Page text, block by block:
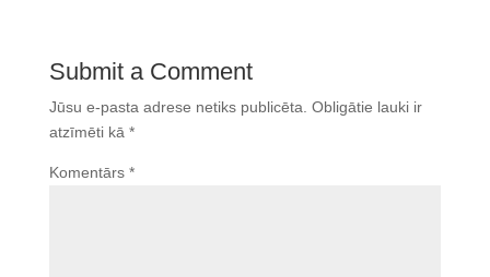
Submit a Comment
Jūsu e-pasta adrese netiks publicēta. Obligātie lauki ir
atzīmēti kā *
Komentārs *